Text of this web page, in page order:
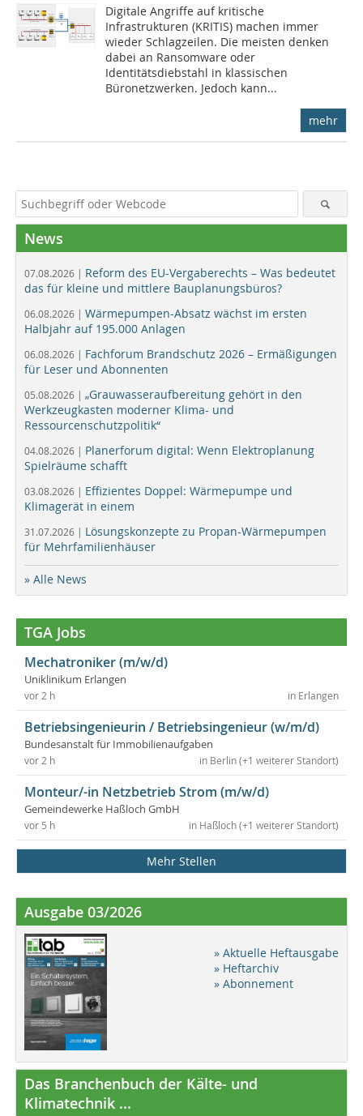
Digitale Angriffe auf kritische
Infrastrukturen (KRITIS) machen immer
wieder Schlagzeilen. Die meisten denken
dabei an Ransomware oder
Identitätsdiebstahl in klassischen
Büronetzwerken. Jedoch kann...
mehr
News
07.08.2026 | Reform des EU-Vergaberechts – Was bedeutet
das für kleine und mittlere Bauplanungsbüros?
06.08.2026 | Wärmepumpen-Absatz wächst im ersten
Halbjahr auf 195.000 Anlagen
06.08.2026 | Fachforum Brandschutz 2026 – Ermäßigungen
für Leser und Abonnenten
05.08.2026 | „Grauwasseraufbereitung gehört in den
Werkzeugkasten moderner Klima- und
Ressourcenschutzpolitik“
04.08.2026 | Planerforum digital: Wenn Elektroplanung
Spielräume schafft
03.08.2026 | Effizientes Doppel: Wärmepumpe und
Klimagerät in einem
31.07.2026 | Lösungskonzepte zu Propan-Wärmepumpen
für Mehrfamilienhäuser
» Alle News
TGA Jobs
Mechatroniker (m/w/d)
Uniklinikum Erlangen
in Erlangen
vor 2 h
Betriebsingenieurin / Betriebsingenieur (w/m/d)
Bundesanstalt für Immobilienaufgaben
in Berlin (+1 weiterer Standort)
vor 2 h
Monteur/-in Netzbetrieb Strom (m/w/d)
Gemeindewerke Haßloch GmbH
in Haßloch (+1 weiterer Standort)
vor 5 h
Mehr Stellen
Ausgabe 03/2026
» Aktuelle Heftausgabe
» Heftarchiv
» Abonnement
Das Branchenbuch der Kälte- und
Klimatechnik ...